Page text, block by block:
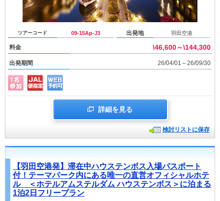
ツアーコード 09-15Ap-J3 出発地 羽田空港
料金 \46,600～\144,300
出発期間 26/04/01～26/09/30
詳細を見る
検討リストに保存
【羽田空港発】滞在中ハウステンボス入場パスポート
付！テーマパーク内にある唯一の直営オフィシャルホテ
ル ＜ホテルアムステルダム ハウステンボス＞に泊まる
1泊2日フリープラン